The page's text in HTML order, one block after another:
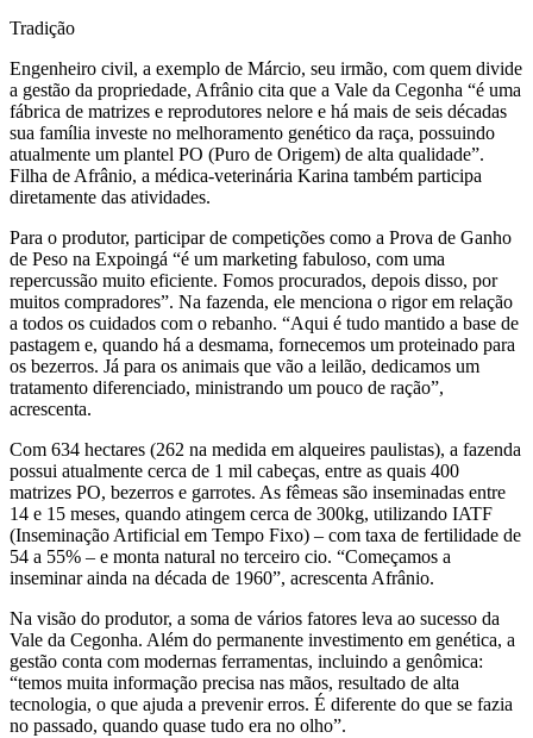
Tradição
Engenheiro civil, a exemplo de Márcio, seu irmão, com quem divide
a gestão da propriedade, Afrânio cita que a Vale da Cegonha “é uma
fábrica de matrizes e reprodutores nelore e há mais de seis décadas
sua família investe no melhoramento genético da raça, possuindo
atualmente um plantel PO (Puro de Origem) de alta qualidade”.
Filha de Afrânio, a médica-veterinária Karina também participa
diretamente das atividades.
Para o produtor, participar de competições como a Prova de Ganho
de Peso na Expoingá “é um marketing fabuloso, com uma
repercussão muito eficiente. Fomos procurados, depois disso, por
muitos compradores”. Na fazenda, ele menciona o rigor em relação
a todos os cuidados com o rebanho. “Aqui é tudo mantido a base de
pastagem e, quando há a desmama, fornecemos um proteinado para
os bezerros. Já para os animais que vão a leilão, dedicamos um
tratamento diferenciado, ministrando um pouco de ração”,
acrescenta.
Com 634 hectares (262 na medida em alqueires paulistas), a fazenda
possui atualmente cerca de 1 mil cabeças, entre as quais 400
matrizes PO, bezerros e garrotes. As fêmeas são inseminadas entre
14 e 15 meses, quando atingem cerca de 300kg, utilizando IATF
(Inseminação Artificial em Tempo Fixo) – com taxa de fertilidade de
54 a 55% – e monta natural no terceiro cio. “Começamos a
inseminar ainda na década de 1960”, acrescenta Afrânio.
Na visão do produtor, a soma de vários fatores leva ao sucesso da
Vale da Cegonha. Além do permanente investimento em genética, a
gestão conta com modernas ferramentas, incluindo a genômica:
“temos muita informação precisa nas mãos, resultado de alta
tecnologia, o que ajuda a prevenir erros. É diferente do que se fazia
no passado, quando quase tudo era no olho”.